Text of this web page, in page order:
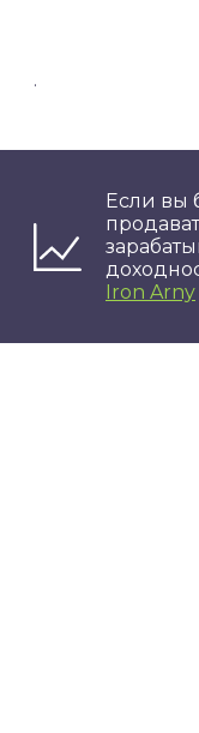
.
Если вы
Iron Arny